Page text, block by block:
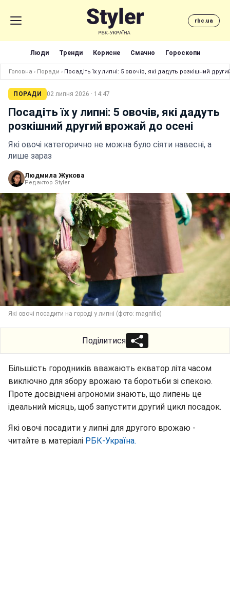
rbc.ua
Люди Тренди Корисне Смачно Гороскопи
Головна › Поради › Посадіть їх у липні: 5 овочів, які дадуть розкішний
ПОРАДИ 02 липня 2026 · 14:47
Посадіть їх у липні: 5 овочів, які дадуть
розкішний другий врожай до осені
Які овочі категорично не можна було сіяти навесні, а
лише зараз
Людмила Жукова
Редактор Styler
Які овочі посадити на городі у липні (фото: magnific)
Поділитися
Більшість городників вважають екватор літа часом
виключно для збору врожаю та боротьби зі спекою.
Проте досвідчені агрономи знають, що липень це
ідеальний місяць, щоб запустити другий цикл посадок.
Які овочі посадити у липні для другого врожаю -
читайте в матеріалі РБК-Україна.